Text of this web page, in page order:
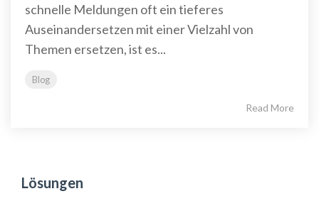
schnelle Meldungen oft ein tieferes
Auseinandersetzen mit einer Vielzahl von
Themen ersetzen, ist es...
Blog
Read More
Lösungen